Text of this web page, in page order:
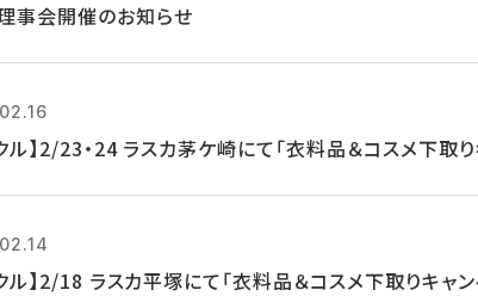
事会開催のお知らせ
ル】2/23・24 ラスカ茅ケ崎にて「衣料品＆コスメ下取
ル】2/18 ラスカ平塚にて「衣料品＆コスメ下取りキャ